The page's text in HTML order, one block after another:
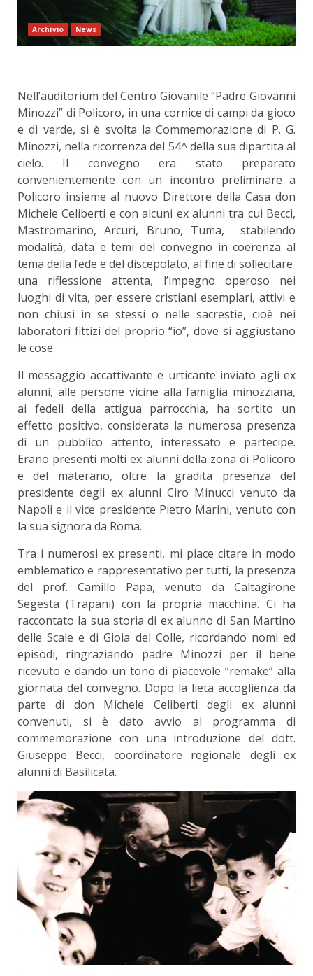
Archivio News
Nell’auditorium del Centro Giovanile “Padre Giovanni
Minozzi” di Policoro, in una cornice di campi da gioco
e di verde, si è svolta la Commemorazione di P. G.
Minozzi, nella ricorrenza del 54^ della sua dipartita al
cielo. Il convegno era stato preparato
convenientemente con un incontro preliminare a
Policoro insieme al nuovo Direttore della Casa don
Michele Celiberti e con alcuni ex alunni tra cui Becci,
Mastromarino, Arcuri, Bruno, Tuma, stabilendo
modalità, data e temi del convegno in coerenza al
tema della fede e del discepolato, al fine di sollecitare
una riflessione attenta, l’impegno operoso nei
luoghi di vita, per essere cristiani esemplari, attivi e
non chiusi in se stessi o nelle sacrestie, cioè nei
laboratori fittizi del proprio “io”, dove si aggiustano
le cose.
Il messaggio accattivante e urticante inviato agli ex
alunni, alle persone vicine alla famiglia minozziana,
ai fedeli della attigua parrocchia, ha sortito un
effetto positivo, considerata la numerosa presenza
di un pubblico attento, interessato e partecipe.
Erano presenti molti ex alunni della zona di Policoro
e del materano, oltre la gradita presenza del
presidente degli ex alunni Ciro Minucci venuto da
Napoli e il vice presidente Pietro Marini, venuto con
la sua signora da Roma.
Tra i numerosi ex presenti, mi piace citare in modo
emblematico e rappresentativo per tutti, la presenza
del prof. Camillo Papa, venuto da Caltagirone
Segesta (Trapani) con la propria macchina. Ci ha
raccontato la sua storia di ex alunno di San Martino
delle Scale e di Gioia del Colle, ricordando nomi ed
episodi, ringraziando padre Minozzi per il bene
ricevuto e dando un tono di piacevole “remake” alla
giornata del convegno. Dopo la lieta accoglienza da
parte di don Michele Celiberti degli ex alunni
convenuti, si è dato avvio al programma di
commemorazione con una introduzione del dott.
Giuseppe Becci, coordinatore regionale degli ex
alunni di Basilicata.